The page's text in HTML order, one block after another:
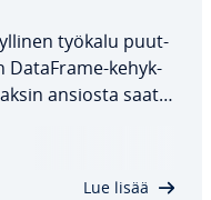
työkalu puut­
DataFrame-ke­hyk­
ansiosta saat
Lue lisää